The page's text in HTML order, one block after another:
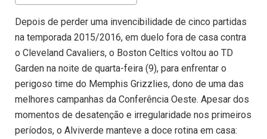
Depois de perder uma invencibilidade de cinco partidas
na temporada 2015/2016, em duelo fora de casa contra
o Cleveland Cavaliers, o Boston Celtics voltou ao TD
Garden na noite de quarta-feira (9), para enfrentar o
perigoso time do Memphis Grizzlies, dono de uma das
melhores campanhas da Conferência Oeste. Apesar dos
momentos de desatenção e irregularidade nos primeiros
períodos, o Alviverde manteve a doce rotina em casa: